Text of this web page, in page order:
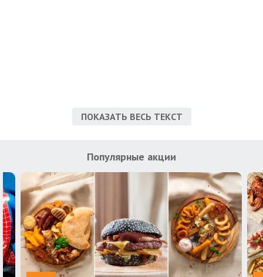
ПОКАЗАТЬ ВЕСЬ ТЕКСТ
Популярные акции